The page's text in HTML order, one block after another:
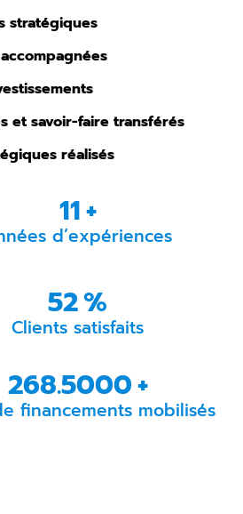
stratégiques
et savoir-faire transférés
réalisés
13+
d’expériences
62%
Clients satisfaits
319.0000+
financements mobilisés